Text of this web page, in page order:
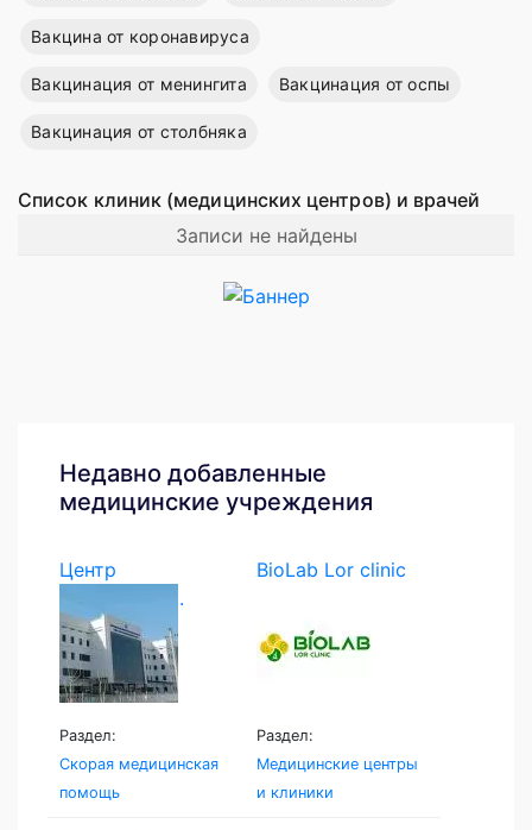
Вакцина от коронавируса
Вакцинация от менингита Вакцинация от оспы
Вакцинация от столбняка
Список клиник (медицинских центров) и врачей
Записи не найдены
Недавно добавленные
медицинские учреждения
Центр
экстренной...
Раздел:
Скорая медицинская
помощь
BioLab Lor clinic
Раздел:
Медицинские центры
и клиники